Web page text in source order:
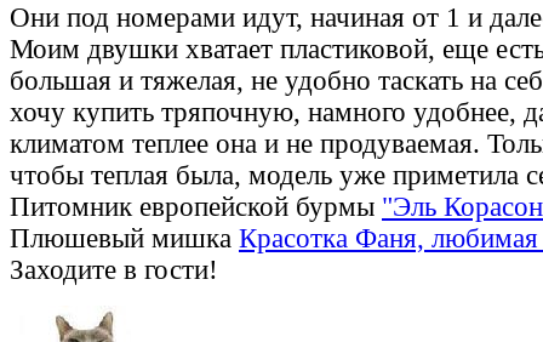
Они под номерами идут, начиная от 1 и
Моим двушки хватает пластиковой, еще
большая и тяжелая, не удобно таскать на
хочу купить тряпочную, намного удобнее,
климатом теплее она и не продуваемая.
чтобы теплая была, модель уже приметила
Питомник европейской бурмы "Эль
Плюшевый мишка Красотка Фаня, любимая
Заходите в гости!